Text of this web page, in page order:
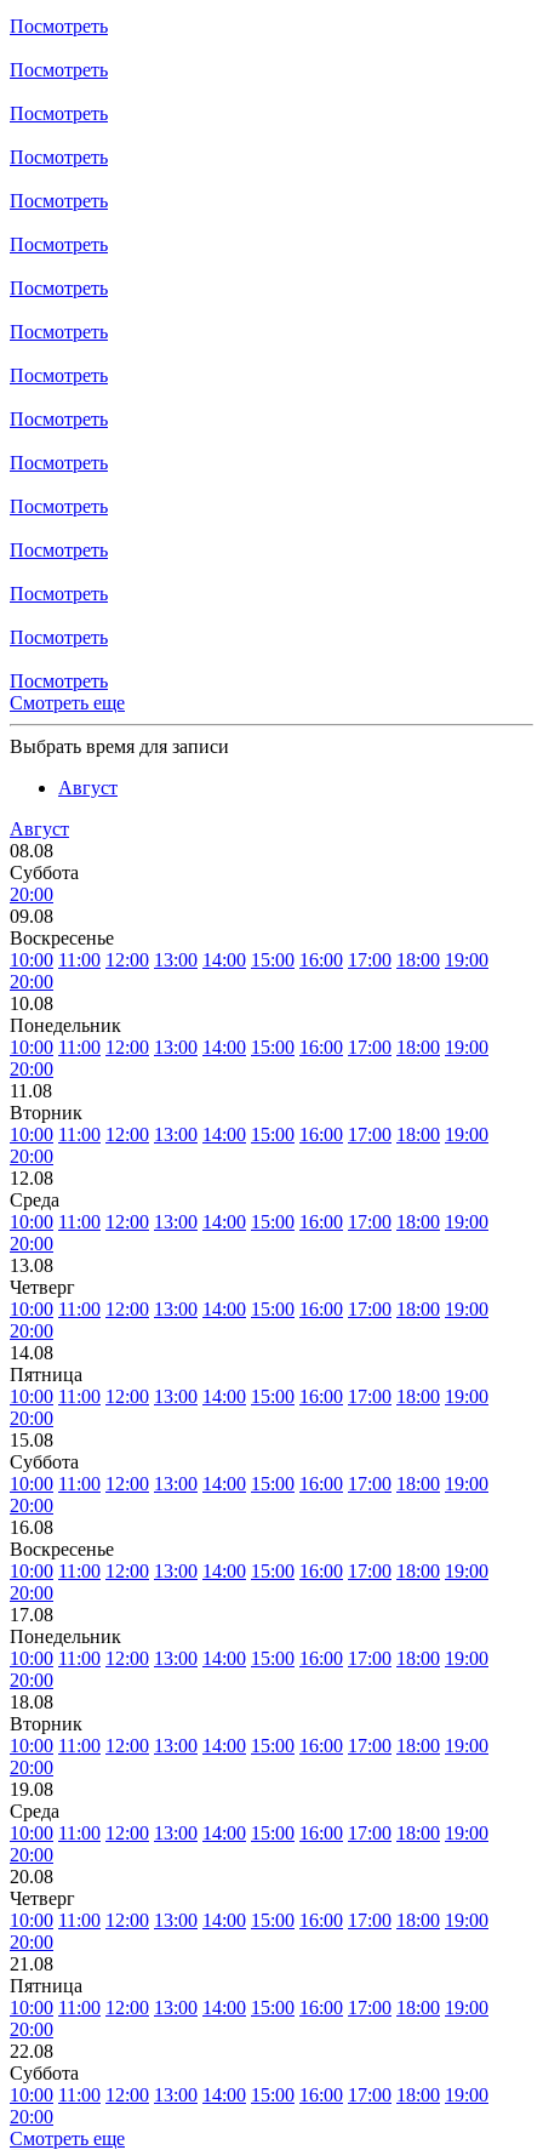
Посмотреть
Посмотреть
Посмотреть
Посмотреть
Посмотреть
Посмотреть
Посмотреть
Посмотреть
Посмотреть
Посмотреть
Посмотреть
Посмотреть
Посмотреть
Посмотреть
Посмотреть
Посмотреть
Смотреть еще
Выбрать время для записи
Август
Август
08.08
Суббота
20:00
09.08
Воскресенье
10:00 11:00 12:00 13:00 14:00 15:00 16:00 17:00 18:00 19:00
20:00
10.08
Понедельник
10:00 11:00 12:00 13:00 14:00 15:00 16:00 17:00 18:00 19:00
20:00
11.08
Вторник
10:00 11:00 12:00 13:00 14:00 15:00 16:00 17:00 18:00 19:00
20:00
12.08
Среда
10:00 11:00 12:00 13:00 14:00 15:00 16:00 17:00 18:00 19:00
20:00
13.08
Четверг
10:00 11:00 12:00 13:00 14:00 15:00 16:00 17:00 18:00 19:00
20:00
14.08
Пятница
10:00 11:00 12:00 13:00 14:00 15:00 16:00 17:00 18:00 19:00
20:00
15.08
Суббота
10:00 11:00 12:00 13:00 14:00 15:00 16:00 17:00 18:00 19:00
20:00
16.08
Воскресенье
10:00 11:00 12:00 13:00 14:00 15:00 16:00 17:00 18:00 19:00
20:00
17.08
Понедельник
10:00 11:00 12:00 13:00 14:00 15:00 16:00 17:00 18:00 19:00
20:00
18.08
Вторник
10:00 11:00 12:00 13:00 14:00 15:00 16:00 17:00 18:00 19:00
20:00
19.08
Среда
10:00 11:00 12:00 13:00 14:00 15:00 16:00 17:00 18:00 19:00
20:00
20.08
Четверг
10:00 11:00 12:00 13:00 14:00 15:00 16:00 17:00 18:00 19:00
20:00
21.08
Пятница
10:00 11:00 12:00 13:00 14:00 15:00 16:00 17:00 18:00 19:00
20:00
22.08
Суббота
10:00 11:00 12:00 13:00 14:00 15:00 16:00 17:00 18:00 19:00
20:00
Смотреть еще